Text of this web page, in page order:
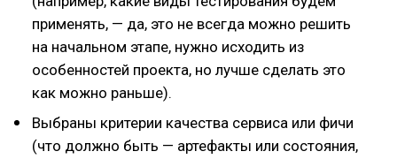
применять, — да, это не всегда можно решить
на начальном этапе, нужно исходить из
особенностей проекта, но лучше сделать это
как можно раньше).
Выбраны критерии качества сервиса или фичи
(что должно быть — артефакты или состояния,